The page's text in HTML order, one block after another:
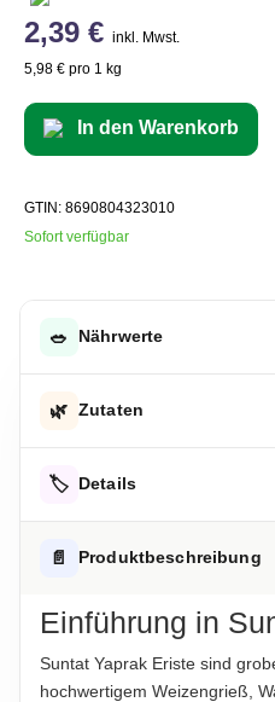
2,39 € inkl. Mwst.
5,98 € pro 1 kg
In den Warenkorb
GTIN: 8690804323010
Sofort verfügbar
🥗 Nährwerte
Energie
-davon gesättigte Fettsäuren
Kohlenhydrate
-davon Zucker
🌿 Zutaten
übernommen. Bitte prüfen Sie die
Produktverpackung; nur diese sind
🏷️ Details
ALLERGENHINWEISE
AUFBEWAHRUNGSHINWEIS
Kühl und trocken lagern
📄 Produktbeschreibung
Einführung in
Suntat Yaprak Eriste sind
hochwertigem Weizengrieß,